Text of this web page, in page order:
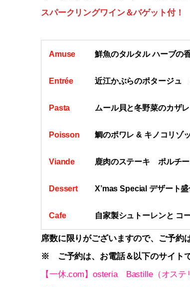
スパークリングワイン＆バゲット付！
Amuse 鮮魚のタルタル ハーブの
Entrée 近江かぶらのポタージュ
Pasta ムール貝と冬野菜のカザ
Poisson 鯛のポワレ & キノコリゾ
Viande 鹿肉のステーキ ポルチ
Dessert X’mas Special デザート
Cafe 自家製シュトーレンと コ
席数に限りがございますので、ご予約
※ ご予約は、お電話＆以下のサイト
【一休.com】osteria Bastille（オステ